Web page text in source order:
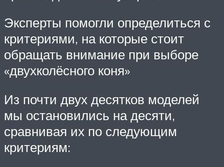
Эксперты помогли определиться с
критериями, на которые стоит
обращать внимание при выборе
«двухколёсного коня»
Из почти двух десятков моделей
мы остановились на десяти,
сравнивая их по следующим
критериям: